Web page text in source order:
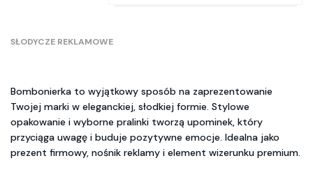
SŁODYCZE REKLAMOWE
Bombonierka to wyjątkowy sposób na zaprezentowanie
Twojej marki w eleganckiej, słodkiej formie. Stylowe
opakowanie i wyborne pralinki tworzą upominek, który
przyciąga uwagę i buduje pozytywne emocje. Idealna jako
prezent firmowy, nośnik reklamy i element wizerunku premium.